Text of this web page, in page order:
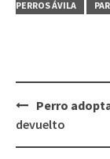
PERROS ÁVILA
Navegación
de
entradas
Perro
devuelto